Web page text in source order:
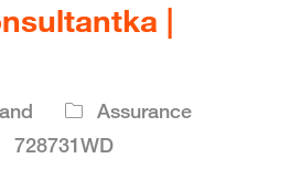
|
Assurance
728731WD